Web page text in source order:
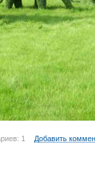
1 Добавить